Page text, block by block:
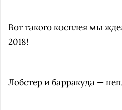
Вот такого косплея мы
2018!
Лобстер и барракуда —